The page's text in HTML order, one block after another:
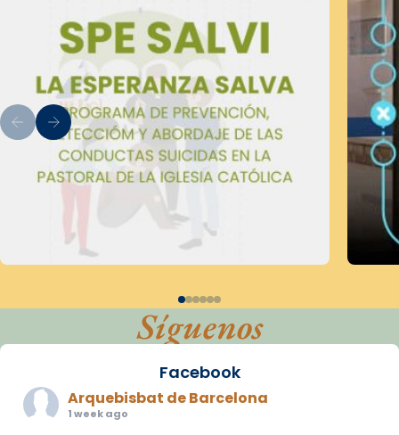
Síguenos
Facebook
Arquebisbat de Barcelona
1 week ago